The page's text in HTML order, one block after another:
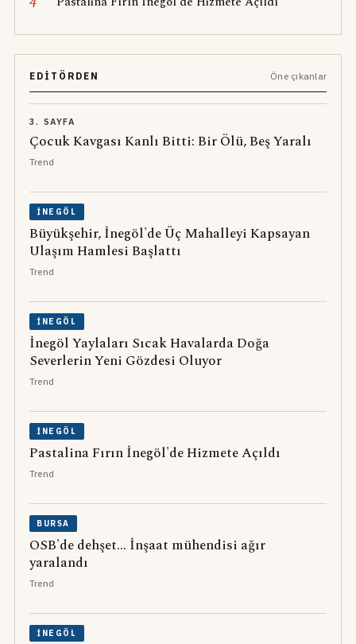
EDITÖRDEN Öne çıkanlar
3. SAYFA
Çocuk Kavgası Kanlı Bitti: Bir Ölü, Beş Yaralı
Trend
İNEGÖL
Büyükşehir, İnegöl'de Üç Mahalleyi Kapsayan
Ulaşım Hamlesi Başlattı
Trend
İNEGÖL
İnegöl Yaylaları Sıcak Havalarda Doğa
Severlerin Yeni Gözdesi Oluyor
Trend
İNEGÖL
Pastalina Fırın İnegöl'de Hizmete Açıldı
Trend
BURSA
OSB'de dehşet... İnşaat mühendisi ağır
yaralandı
Trend
İNEGÖL